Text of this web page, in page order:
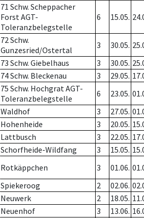
71 Schw. Scheppacher
Forst AGT-
Toleranzbelegstelle
6 15.05.
72 Schw.
Gunzesried/Ostertal
3 30.05.
73 Schw. Giebelhaus 3 30.05.
74 Schw. Bleckenau 3 29.05.
75 Schw. Hochgrat AGT-
Toleranzbelegstelle
6 23.05.
Waldhof 3 27.05.
Hohenheide 3 20.05.
Lattbusch 3 22.05.
Schorfheide-Wildfang 3 15.05.
Rotkäppchen 3 01.06.
Spiekeroog 2 02.06.
Neuwerk 2 18.05.
Neuenhof 3 13.06.